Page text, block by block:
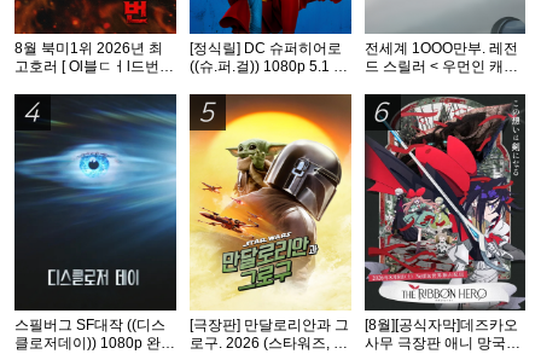
8월 북미1위 2026년 최
고호러 [ Ol블ㄷㅓl드번 ]
[정식릴] DC 슈퍼히어로
((슈.퍼.걸)) 1080p 5.1 공
전세계 1OOO만부. 레전
드 스릴러 < 우먼인 캐빈
4
스필버그 SF대작 ((디스
클로저데이)) 1080p 완벽
5
[극장판] 만달로리안과 그
로구. 2026 (스타워즈, 12
6
[8월][공식자막]데즈카오
사무 극장판 애니 망국의